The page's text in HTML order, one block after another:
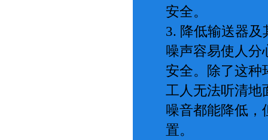
安全。
3. 降低输送器
噪声容易使人分
安全。除了这种
工人无法听清地
噪音都能降低，
置。